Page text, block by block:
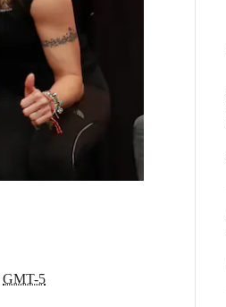
GMT-5